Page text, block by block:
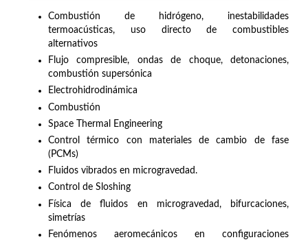
Combustión de hidrógeno, inestabilidades
termoacústicas, uso directo de combustibles
alternativos
Flujo compresible, ondas de choque, detonaciones,
combustión supersónica
Electrohidrodinámica
Combustión
Space Thermal Engineering
Control térmico con materiales de cambio de fase
(PCMs)
Fluidos vibrados en microgravedad.
Control de Sloshing
Física de fluidos en microgravedad, bifurcaciones,
simetrías
Fenómenos aeromecánicos en configuraciones